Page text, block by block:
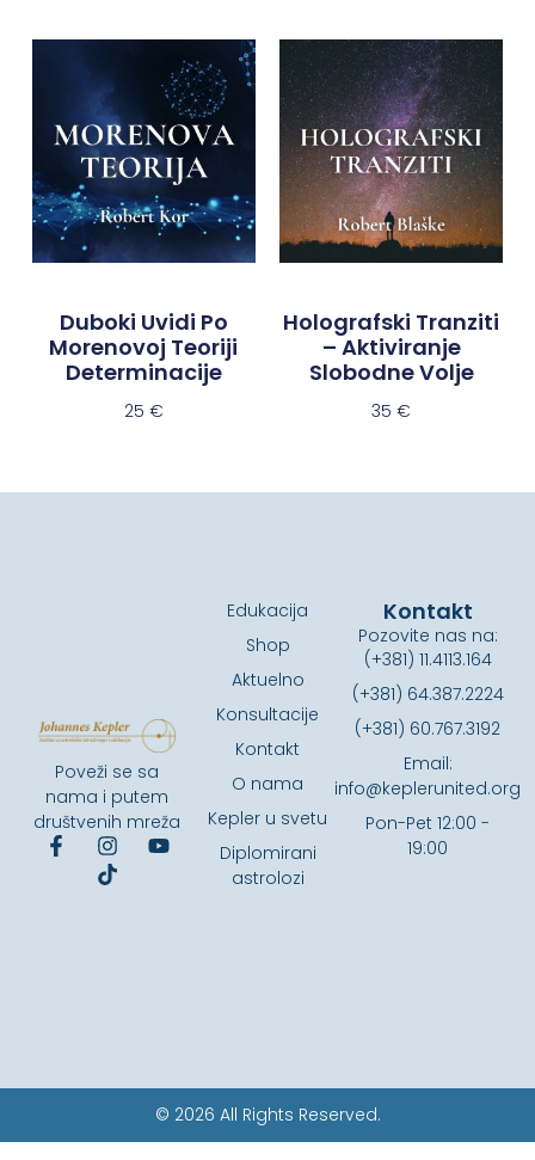
Duboki Uvidi Po
Morenovoj Teoriji
Determinacije
25 €
Holografski Tranziti
– Aktiviranje
Slobodne Volje
35€
Poveži se sa
nama i putem
društvenih mreža
Edukacija
Shop
Aktuelno
Konsultacije
Kontakt
O nama
Kepler u svetu
Diplomirani
astrolozi
Kontakt
Pozovite nas na:
(+381) 11.4113.164
(+381) 64.387.2224
(+381) 60.767.3192
Email:
info@keplerunited.org
Pon-Pet 12:00 -
19:00
© 2026 All Rights Reserved.